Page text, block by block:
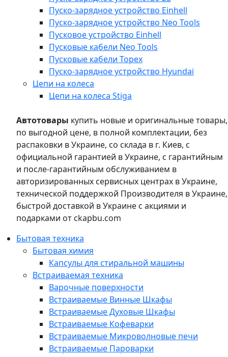
Пуско-зарядное устройство Einhell
Пуско-зарядное устройство Neo Tools
Пусковое устройство Einhell
Пусковые кабели Neo Tools
Пусковые кабели Topex
Пуско-зарядное устройство Hyundai
Цепи на колеса
Цепи на колеса Stiga
Автотовары купить новые и оригинальные товары,
по выгодной цене, в полной комплектации, без
распаковки в Украине, со склада в г. Киев, с
официальной гарантией в Украине, с гарантийным
и после-гарантийным обслуживанием в
авторизированных сервисных центрах в Украине,
технической поддержкой Производителя в Украине,
быстрой доставкой в Украине с акциями и
подарками от ckapbu.com
Бытовая техника
Бытовая химия
Капсулы для стиральной машины
Встраиваемая техника
Варочные поверхности
Встраиваемые Винные Шкафы
Встраиваемые Духовые Шкафы
Встраиваемые Кофеварки
Встраиваемые Микроволновые печи
Встраиваемые Пароварки